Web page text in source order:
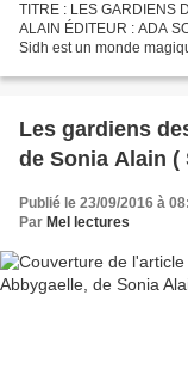
TITRE : LES GARDIENS
ALAIN ÉDITEUR : ADA
Sidh est un monde
Les gardiens
de Sonia Alain (
Publié le 23/09/2016 à
Par Mel lectures